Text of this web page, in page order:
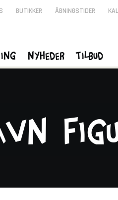
BUTIKKER ÅBNINGSTIDER
Nyheder Tilbud